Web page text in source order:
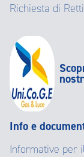
Richiesta di
Info e
Informative per